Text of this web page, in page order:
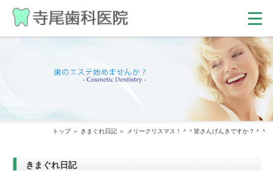
トップ きまぐれ日記 メリークリスマス！＾＾皆さんげんきですか？＾＾
きまぐれ日記